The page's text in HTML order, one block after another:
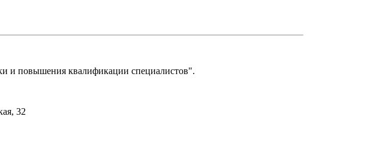
и повышения квалификации специалистов".
32